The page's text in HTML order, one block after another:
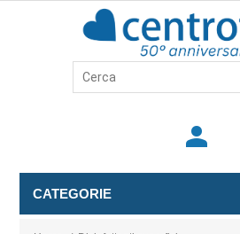
person
CATEGORIE